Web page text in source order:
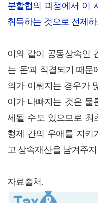
분할협의 과정에서 이
취득하는 것으로 전제
이와 같이 공동상속인
는 '돈'과 직결되기 때문
의가 이뤄지는 경우가
이가 나빠지는 것은 물
세될 수도 있으므로 최
형제 간의 우애를 지키
고 상속재산을 남겨주
자료출처.